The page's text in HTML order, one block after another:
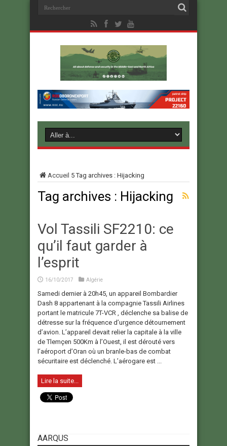
Accueil 5Tag archives : Hijacking
Tag archives : Hijacking
Vol Tassili SF2210: ce
qu’il faut garder à
l’esprit
16/10/2017 Algérie
Samedi dernier à 20h45, un appareil Bombardier
Dash 8 appartenant à la compagnie Tassili Airlines
portant le matricule 7T-VCR , déclenche sa balise de
détresse sur la fréquence d’urgence détournement
d’avion. L’appareil devait relier la capitale à la ville
de Tlemçen 500Km à l’Ouest, il est dérouté vers
l’aéroport d’Oran où un branle-bas de combat
sécuritaire est déclenché. L’aérogare est ...
Lire la suite...
AARQUS